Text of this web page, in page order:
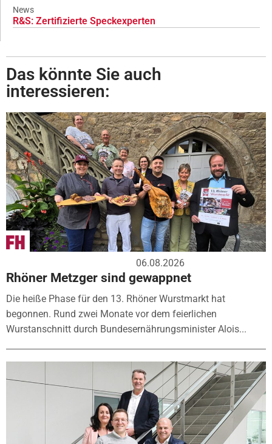
News
R&S: Zertifizierte Speckexperten
Das könnte Sie auch
interessieren:
06.08.2026
Rhöner Metzger sind gewappnet
Die heiße Phase für den 13. Rhöner Wurstmarkt hat
begonnen. Rund zwei Monate vor dem feierlichen
Wurstanschnitt durch Bundesernährungsminister Alois...